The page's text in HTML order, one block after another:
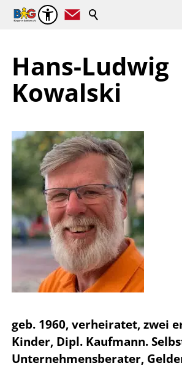
Hans-Ludwig
Kowalski
geb. 1960, verheiratet, zwei
Kinder, Dipl. Kaufmann.
Unternehmensberater,